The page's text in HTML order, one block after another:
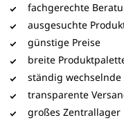
fachgerechte
ausgesuchte
günstige Preise
breite
ständig wechselnde
transparente
großes Zentrallager